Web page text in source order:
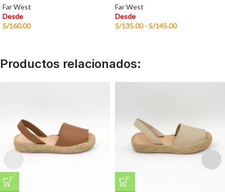
Far West
Desde
S/160.00
Far West
Desde
S/135.00 -S/145.00
Productos relacionados: